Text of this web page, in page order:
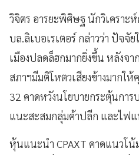
วิจิตร อารยะพิศิษฐ นักวิเครา
บล.ลิเบอเรเตอร์ กล่าวว่า ปัจจั
เมืองปลดล็ฮกมากยิ่งขึ้น หลังจ
สภาฯมีมติโหตวเสียงข้างมาก
32 คาดหวังนโยบายกระตุ้นกา
แนะสะสมกลุ่มค้าปลีก และไฟ
หุ้นแนะนำ CPAXT คาดแนวโน้